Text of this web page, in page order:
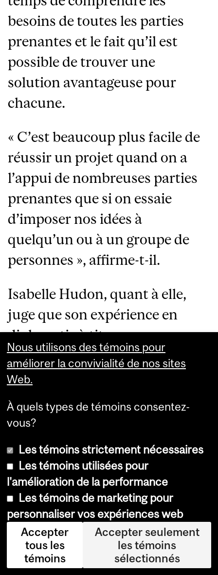
besoins de toutes les parties
prenantes et le fait qu’il est
possible de trouver une
solution avantageuse pour
chacune.
« C’est beaucoup plus facile de
réussir un projet quand on a
l’appui de nombreuses parties
prenantes que si on essaie
d’imposer nos idées à
quelqu’un ou à un groupe de
personnes », affirme-t-il.
Isabelle Hudon, quant à elle,
juge que son expérience en
diplomatie à titre
d’ambassadrice du Canada en
France et à Monaco sous
l’ancien premier ministre Justin
Trudeau l’a aidée à
en négociation.
« Quand on travaille dans le
secteur financier, on ne peut
pas réussir sans de solides
compétences en négociation,
Nous utilisons des témoins pour
améliorer la convivialité de nos sites
Web.
À quels types de témoins consentez-
vous?
Les témoins strictement nécessaires
Les témoins utilisées pour
l'amélioration de la performance
Les témoins de marketing pour
personnaliser vos expériences web
Accepter
tous les
témoins
Accepter seulement
les témoins
sélectionnés